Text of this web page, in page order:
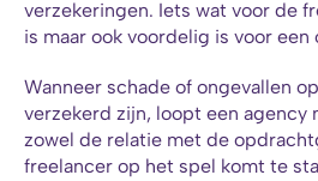
verzekeringen. Iets wat voor de
is maar ook voordelig is voor een
Wanneer schade of ongevallen
verzekerd zijn, loopt een agency
zowel de relatie met de
freelancer op het spel komt te